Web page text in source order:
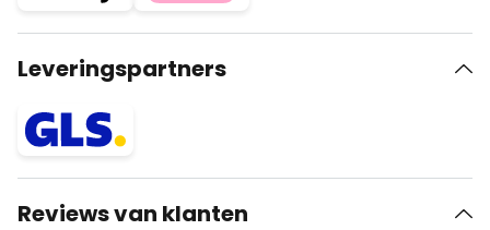
Leveringspartners
Reviews van klanten